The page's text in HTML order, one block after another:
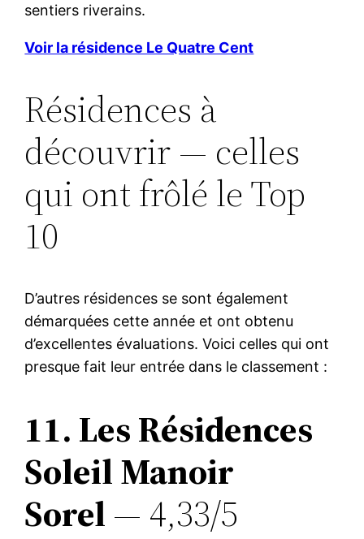
sentiers riverains.
Voir la résidence Le Quatre Cent
Résidences à
découvrir — celles
qui ont frôlé le Top
10
D’autres résidences se sont également
démarquées cette année et ont obtenu
d’excellentes évaluations. Voici celles qui ont
presque fait leur entrée dans le classement :
11. Les Résidences
Soleil Manoir
Sorel— 4,33/5